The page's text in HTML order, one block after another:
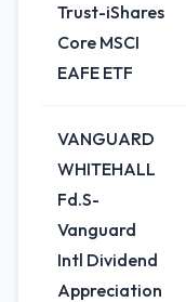
Trust-iShares
Core MSCI
EAFE ETF
VANGUARD
WHITEHALL
Fd.S-
Vanguard
Intl Dividend
Appreciation